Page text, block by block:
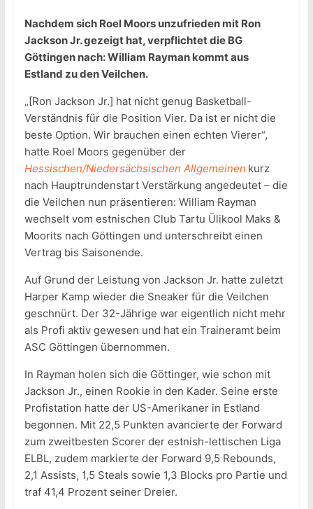
Nachdem sich Roel Moors unzufrieden mit Ron
Jackson Jr. gezeigt hat, verpflichtet die BG
Göttingen nach: William Rayman kommt aus
Estland zu den Veilchen.
„[Ron Jackson Jr.] hat nicht genug Basketball-
Verständnis für die Position Vier. Da ist er nicht die
beste Option. Wir brauchen einen echten Vierer“,
hatte Roel Moors gegenüber der
Hessischen/Niedersächsischen Allgemeinen kurz
nach Hauptrundenstart Verstärkung angedeutet – die
die Veilchen nun präsentieren: William Rayman
wechselt vom estnischen Club Tartu Ülikool Maks &
Moorits nach Göttingen und unterschreibt einen
Vertrag bis Saisonende.
Auf Grund der Leistung von Jackson Jr. hatte zuletzt
Harper Kamp wieder die Sneaker für die Veilchen
geschnürt. Der 32-Jährige war eigentlich nicht mehr
als Profi aktiv gewesen und hat ein Traineramt beim
ASC Göttingen übernommen.
In Rayman holen sich die Göttinger, wie schon mit
Jackson Jr., einen Rookie in den Kader. Seine erste
Profistation hatte der US-Amerikaner in Estland
begonnen. Mit 22,5 Punkten avancierte der Forward
zum zweitbesten Scorer der estnish-lettischen Liga
ELBL, zudem markierte der Forward 9,5 Rebounds,
2,1 Assists, 1,5 Steals sowie 1,3 Blocks pro Partie und
traf 41,4 Prozent seiner Dreier.